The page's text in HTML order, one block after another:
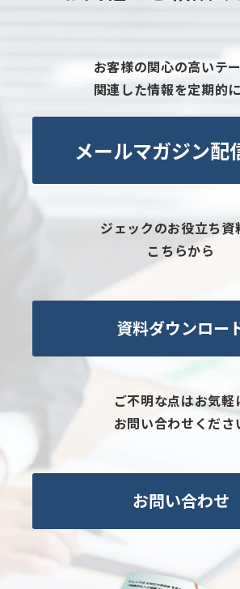
お客様の関心の高いテ
関連した情報を定期的
メールマガジン配
ジェックのお役立ち資
こちらから
資料ダウンロー
ご不明な点はお気軽
お問い合わせくださ
お問い合わせ